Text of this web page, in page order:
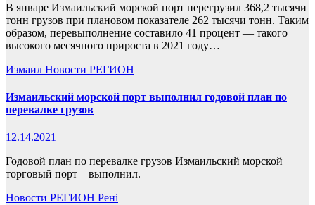
В январе Измаильский морской порт перегрузил 368,2 тысячи
тонн грузов при плановом показателе 262 тысячи тонн. Таким
образом, перевыполнение составило 41 процент — такого
высокого месячного прироста в 2021 году…
Измаил Новости РЕГИОН
Измаильский морской порт выполнил годовой план по
перевалке грузов
12.14.2021
Годовой план по перевалке грузов Измаильский морской
торговый порт – выполнил.
Новости РЕГИОН Рені